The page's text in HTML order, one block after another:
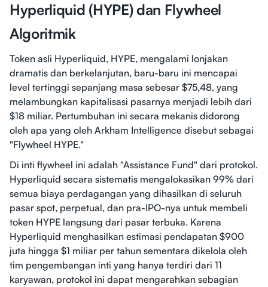
Hyperliquid (HYPE) dan Flywheel
Algoritmik
Token asli Hyperliquid, HYPE, mengalami lonjakan
dramatis dan berkelanjutan, baru-baru ini mencapai
level tertinggi sepanjang masa sebesar $75,48, yang
melambungkan kapitalisasi pasarnya menjadi lebih dari
$18 miliar. Pertumbuhan ini secara mekanis didorong
oleh apa yang oleh Arkham Intelligence disebut sebagai
"Flywheel HYPE."
Di inti flywheel ini adalah "Assistance Fund" dari protokol.
Hyperliquid secara sistematis mengalokasikan 99% dari
semua biaya perdagangan yang dihasilkan di seluruh
pasar spot, perpetual, dan pra-IPO-nya untuk membeli
token HYPE langsung dari pasar terbuka. Karena
Hyperliquid menghasilkan estimasi pendapatan $900
juta hingga $1 miliar per tahun sementara dikelola oleh
tim pengembangan inti yang hanya terdiri dari 11
karyawan, protokol ini dapat mengarahkan sebagian